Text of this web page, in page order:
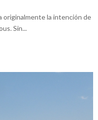
originalmente la intención de
Sin...